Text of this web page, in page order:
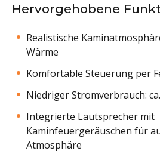
Hervorgehobene
Realistische
Wärme
Komfortable Steuerung per
Niedriger Stromverbrauch:
Integrierte Lautsprecher mit
Kaminfeuergeräuschen für
Atmosphäre